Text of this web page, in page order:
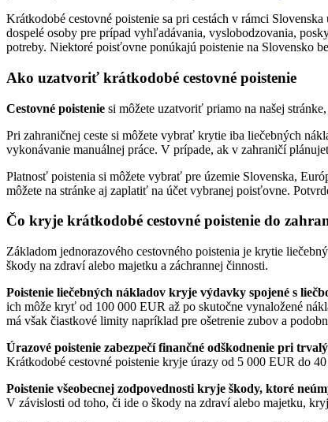
Krátkodobé cestovné poistenie sa pri cestách v rámci
dospelé osoby pre prípad vyhľadávania, vyslobodzovania,
potreby. Niektoré poisťovne ponúkajú poistenie na Slovensko
Ako uzatvoriť krátkodobé cestovné poistenie
Cestovné poistenie si môžete uzatvoriť priamo na našej
Pri zahraničnej ceste si môžete vybrať krytie iba liečebných
vykonávanie manuálnej práce. V prípade, ak v zahraničí
Platnosť poistenia si môžete vybrať pre územie Slovenska,
môžete na stránke aj zaplatiť na účet vybranej poisťovne.
Čo kryje krátkodobé cestovné poistenie do
Základom jednorazového cestovného poistenia je krytie
škody na zdraví alebo majetku a záchrannej činnosti.
Poistenie liečebných nákladov kryje výdavky spojené s
ich môže kryť od 100 000 EUR až po skutočne vynaložené
má však čiastkové limity napríklad pre ošetrenie zubov a
Úrazové poistenie zabezpečí finančné odškodnenie pri
Krátkodobé cestovné poistenie kryje úrazy od 5 000 EUR do
Poistenie všeobecnej zodpovednosti kryje škody, ktoré
V závislosti od toho, či ide o škody na zdraví alebo majetku,